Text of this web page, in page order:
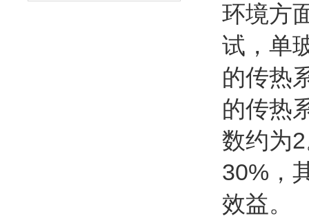
环境方
试，单
的传热
的传热
数约为
30%，
效益。